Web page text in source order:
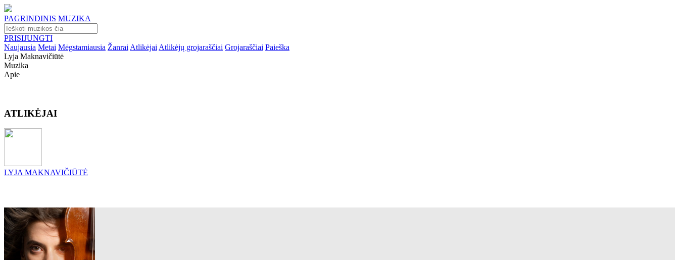
PAGRINDINIS MUZIKA
PRISIJUNGTI
Naujausia Metai Mėgstamiausia Žanrai Atlikėjai Atlikėjų grojaraščiai Grojaraščiai Paieška
Lyja Maknavičiūtė
Muzika
Apie
ATLIKĖJAI
LYJA MAKNAVIČIŪTĖ